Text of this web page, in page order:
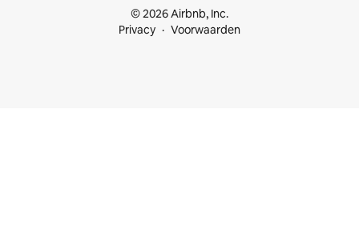
© 2026 Airbnb, Inc.
Privacy
Voorwaarden